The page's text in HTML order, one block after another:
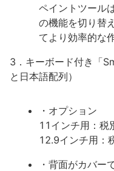
ペイントツール
の機能を切り替
てより効率的な
3．キーボード付き「
と日本語配列）
・オプション
11インチ用：税
12.9インチ用：
・背面がカバー